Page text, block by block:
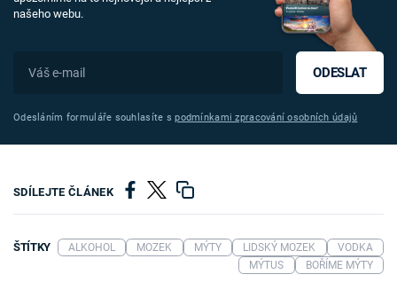
našeho webu.
ODESLAT
Odesláním formuláře souhlasíte spodmínkami zpracování osobních údajů
SDÍLEJTE ČLÁNEK
ŠTÍTKY ALKOHOL MOZEK MÝTY LIDSKÝ MOZEK
VODKA
MÝTUS
BOŘÍME MÝTY